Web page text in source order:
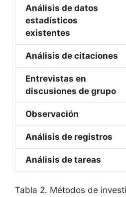
Análisis de datos
estadísticos
existentes
Análisis de citaciones
Entrevistas en
discusiones de grupo
Observación
Análisis de registros
Análisis de tareas
Tabla 2. Métodos de